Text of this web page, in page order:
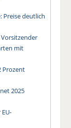
Preise deutlich
Vorsitzender
mit
Prozent
2025